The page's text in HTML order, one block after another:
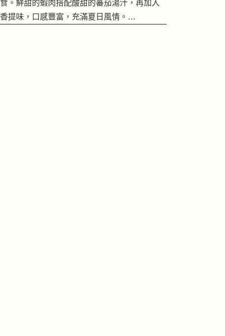
。鮮甜的蝦肉搭配酸甜的蕃茄湯汁，再加入
提味，口感豐富，充滿夏日風情。…